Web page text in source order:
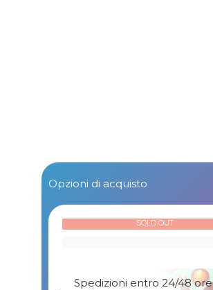
Opzioni di acquisto
Spedizioni entro 24/48 ore
SOLD OUT